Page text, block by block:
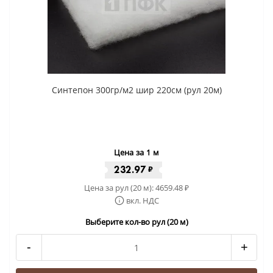
Синтепон 300гр/м2 шир 220см (рул 20м)
Цена за 1 м
232.97₽
Цена за рул (20 м):4659.48₽
вкл. НДС
Выберите кол-во рул (20 м)
- +